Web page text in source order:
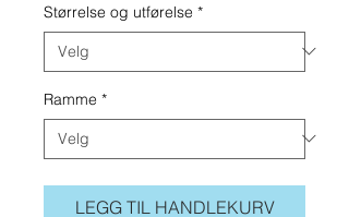
Størrelse og utførelse *
Ramme *
LEGG TIL HANDLEKURV